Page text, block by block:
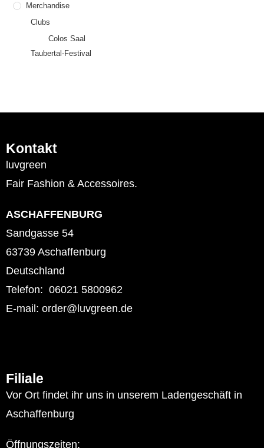
Merchandise
Clubs
Colos Saal
Taubertal-Festival
Kontakt
luvgreen
Fair Fashion & Accessoires.
ASCHAFFENBURG
Sandgasse 54
63739 Aschaffenburg
Deutschland
Telefon: 06021 5800962
E-mail: order@luvgreen.de
Filiale
Vor Ort findet ihr uns in unserem Ladengeschäft in
Aschaffenburg
Öffnungszeiten: